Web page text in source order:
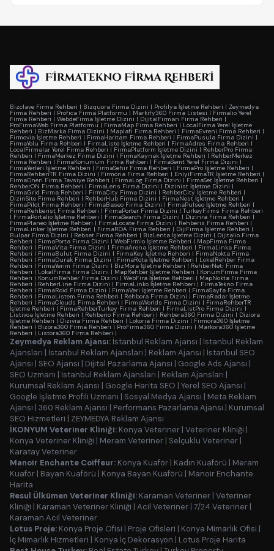
Bizclave Firma Rehberi | Bizquora Firma Dizini | Profilya İşletme Rehberi | Zeymedya
Firma Rehberi | Profica Firma Platformu | Markify360 Firma Listesi | Firmalio Yerel
Firma Rehberi | WebdeFirma İşletme Dizini | DijitalFirman Firma Rehberi |
ProFirmaWeb Firma Platformu | FirmaMap Firma Rehberi | LocalFirma Yerel İşletme
Rehberi | BizMarka Firma Dizini | Maplafi Firma Rehberi | FirmaEvreni Firma Rehberi |
Firmovia İşletme Rehberi | FirmaHaritam Firma Rehberi | FirmaPusula Firma Dizini |
FirmaYolu Firma Rehberi | FirmaListe İşletme Rehberi | FirmaAdres Firma Rehberi |
LocalFirmalar Yerel Firma Rehberi | FirmaPlatform İşletme Dizini | RehberPro Firma
Rehberi | FirmaMerkez Firma Dizini | FirmaKaynak İşletme Rehberi | RehberMerkez
Firma Rehberi | FirmaKonumum Firma Rehberi | FirmaSemt Yerel Firma Dizini |
FirmaYerleri İşletme Rehberi | FirmaSehir Firma Rehberi | FirmaPro İşletme Rehberi |
FirmaRehberiTR Firma Dizini | Firmoria Firma Rehberi | EniyiFirmaTR İşletme Rehberi |
FirmaOneri Firma Tavsiye Rehberi | FirmaLog Firma Dizini |FirmaSet İşletme Rehberi |
RehberON Firma Rehberi | FirmaLens Firma Dizini | Dizinist İşletme Dizini |
FirmaGrid Firma Rehberi | FirmaCity Firma Dizini | RehberCity İşletme Rehberi |
DizinSite Firma Rehberi | RehberHub Firma Dizini | FirmaNest İşletme Rehberi |
FirmaPilot Firma Rehberi | FirmaBaseo Firma Dizini | FirmaPulseo İşletme Rehberi |
FirmaRehberist Firma Rehberi | FirmaPorter Firma Dizini | TurkeyFirms Firma Rehberi
| FirmaPortalio İşletme Rehberi | FirmaSearch Firma Dizini | Dizinra Firma Rehberi |
FirmaPlaneo İşletme Rehberi | FirmaLocate Firma Dizini | Rehberis Firma Rehberi |
FirmaLinker İşletme Rehberi | FirmaROA Firma Rehberi | DijiFirma İşletme Rehberi |
Bulpar Firma Dizini | Rebset Firma Rehberi | BizLenta İşletme Dizini | Dijitalio Firma
Rehberi | FirmaPorta Firma Dizini | WebFirmio İşletme Rehberi | MapFirma Firma
Rehberi | FirmaVita Firma Dizini | FirmaArena İşletme Rehberi | FirmaLinka Firma
Rehberi | FirmaBulut Firma Dizini | FirmaKey İşletme Rehberi | FirmaNokta Firma
Rehberi | FirmaDurak Firma Dizini | FirmaRota İşletme Rehberi | LokalRehber Firma
Rehberi | FirmaYerim Firma Dizini | BizMora İşletme Rehberi | RehberNeti Firma
Rehberi | LokalFirma Firma Dizini | MapRehber İşletme Rehberi | KonumFirma Firma
Rehberi | KonumRehber Firma Dizini | WebFira İşletme Rehberi | MapNokta Firma
Rehberi | RehberLine Firma Dizini | FirmaLinko İşletme Rehberi | FirmaTekno Firma
Rehberi | FirmaRoid Firma Dizini | FirmaVeri İşletme Rehberi | FirmaSayfa Firma
Rehberi | FirmaListem Firma Rehberi | Rehbora Firma Dizini | FirmaRadar İşletme
Rehberi | FirmaClouds Firma Rehberi | FirmaWorlds Firma Dizini | FirmaRehberTR
İşletme Rehberi | FirmaRehberTurkey Firma Rehberi | FirmaListPro Firma Dizini |
Listivoa İşletme Rehberi | Rehberio Firma Rehberi | Rehbera360 Firma Dizini | Diziora
İşletme Rehberi | Dizivia Firma Rehberi | Lokoria Firma Dizini | Firmora360 İşletme
Rehberi | Bizora360 Firma Rehberi | ProFirma360 Firma Dizini | Markora360 İşletme
Rehberi | Listora360 Firma Rehberi |
Zeymedya Reklam Ajansı: İstanbul Reklam Ajansı | İstanbul Reklam
Ajansları | İstanbul Reklam Ajansları | Reklam Ajansı | İstanbul SEO
Ajansı | SEO Ajansı | Dijital Pazarlama Ajansı | Google Ads Ajansı |
SEO Uzmanı | İstanbul Reklam Ajansları | Reklam Ajansları |
Kurumsal Reklam Ajansı | Google Harita SEO | Yerel SEO Ajansı |
Google İşletme Profili Uzmanı | Sosyal Medya Ajansı | Meta Reklam
Ajansı | 360 Reklam Ajansı | Performans Pazarlama Ajansı | Kurumsal
SEO Hizmetleri | ZEYMEDYA Reklam Ajansı
İKONYUM Veteriner Kliniği: Konya Veteriner | Veteriner Kliniği |
Konya Veteriner Kliniği | Meram Veteriner | Selçuklu Veteriner |
Karatay Veteriner
Manoir Enchante Coiffeur: Konya Kuaför | Kadın Kuaförü | Meram
Kuaför | Bayan Kuaförü | Konya Bayan Kuaförü | Manoir Enchante
Harita
Resul Ülkümen Veteriner Kliniği: Karaman Veteriner | Veteriner
Kliniği | Karaman Veteriner Kliniği | Acil Veteriner | 7/24 Veteriner |
Karaman Acil Veteriner
Lotus Proje: Konya Proje Ofisi | Proje Ofisleri | Konya Mimarlık Ofisi |
İç Mimarlık Hizmetleri | Konya İç Dekorasyon | Lotus Proje Harita